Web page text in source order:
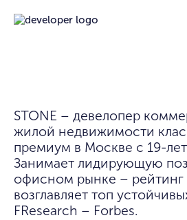
STONE – девелопер
жилой недвижимости
премиум в Москве с 19-
Занимает лидирующую
офисном рынке – рейтинг
возглавляет топ
FResearch – Forbes.